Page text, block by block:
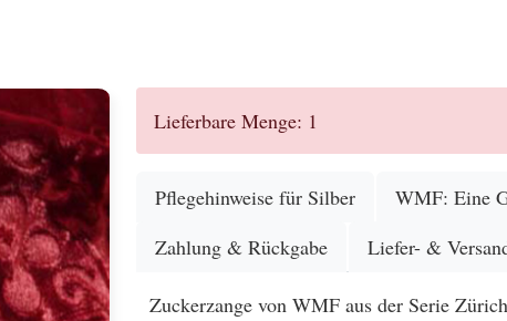
Lieferbare Menge: 1
Pflegehinweise für Silber
WMF: Eine
Zahlung & Rückgabe
Liefer- &
Zuckerzange von WMF aus der Serie Zürich